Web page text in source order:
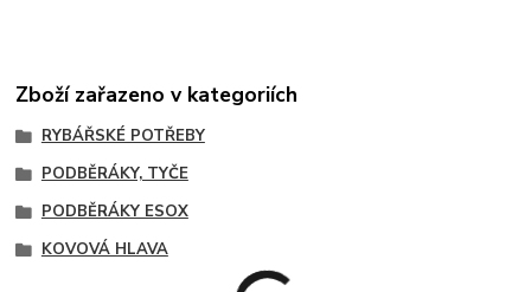
Zboží zařazeno v kategoriích
RYBÁŘSKÉ POTŘEBY
PODBĚRÁKY, TYČE
PODBĚRÁKY ESOX
KOVOVÁ HLAVA